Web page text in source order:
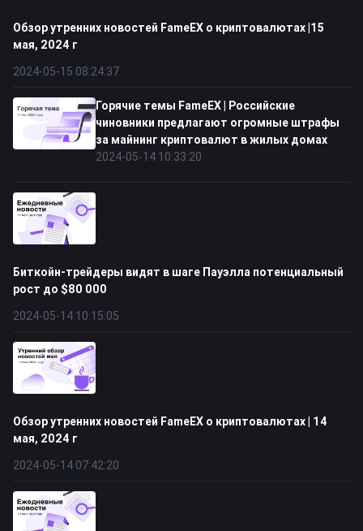
Обзор утренних новостей FameEX о криптовалютах |15
мая, 2024 г
2024-05-15 08:24:37
Горячие темы FameEX | Российские
чиновники предлагают огромные штрафы
за майнинг криптовалют в жилых домах
2024-05-14 10:33:20
Биткойн-трейдеры видят в шаге Пауэлла потенциальный
рост до $80 000
2024-05-14 10:15:05
Обзор утренних новостей FameEX о криптовалютах | 14
мая, 2024 г
2024-05-14 07:42:20